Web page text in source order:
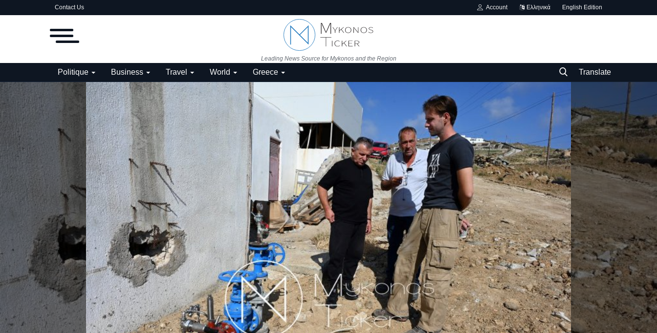
Contact Us Account Ελληνικά English Edition
Leading News Source for Mykonos and the Region
Politique Business Travel World Greece Translate